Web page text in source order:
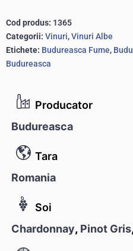
Producator
Budureasca
Tara
Romania
Soi
Chardonnay, Pinot Gris
Cod produs: 1365
Categorii: Vinuri,Vinuri Albe
Etichete: Budureasca Fume,
Budureasca